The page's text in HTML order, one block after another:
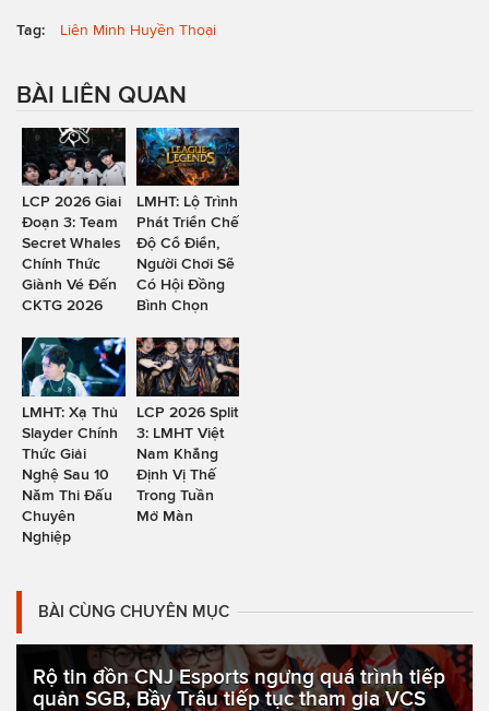
Tag: Liên Minh Huyền Thoại
BÀI LIÊN QUAN
LCP 2026 Giai
Đoạn 3: Team
Secret Whales
Chính Thức
Giành Vé Đến
CKTG 2026
LMHT: Lộ Trình
Phát Triển Chế
Độ Cổ Điển,
Người Chơi Sẽ
Có Hội Đồng
Bình Chọn
LMHT: Xạ Thủ
Slayder Chính
Thức Giải
Nghệ Sau 10
Năm Thi Đấu
Chuyên
Nghiệp
LCP 2026 Split
3: LMHT Việt
Nam Khẳng
Định Vị Thế
Trong Tuần
Mở Màn
BÀI CÙNG CHUYÊN MỤC
Rộ tin đồn CNJ Esports ngưng quá trình tiếp
quản SGB, Bầy Trâu tiếp tục tham gia VCS